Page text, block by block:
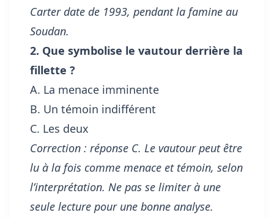
Carter date de 1993, pendant la famine au
Soudan.
2. Que symbolise le vautour derrière la
fillette ?
A. La menace imminente
B. Un témoin indifférent
C. Les deux
Correction : réponse C. Le vautour peut être
lu à la fois comme menace et témoin, selon
l’interprétation. Ne pas se limiter à une
seule lecture pour une bonne analyse.